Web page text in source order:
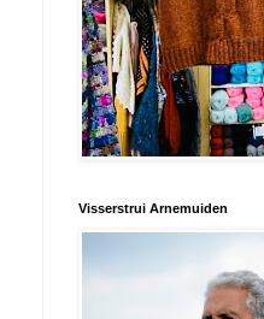
Visserstrui Arnemuiden